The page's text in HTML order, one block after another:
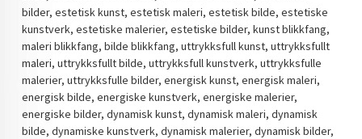
bilder, estetisk kunst, estetisk maleri, estetisk bilde, estetiske
kunstverk, estetiske malerier, estetiske bilder, kunst blikkfang,
maleri blikkfang, bilde blikkfang, uttrykksfull kunst, uttrykksfullt
maleri, uttrykksfullt bilde, uttrykksfull kunstverk, uttrykksfulle
malerier, uttrykksfulle bilder, energisk kunst, energisk maleri,
energisk bilde, energiske kunstverk, energiske malerier,
energiske bilder, dynamisk kunst, dynamisk maleri, dynamisk
bilde, dynamiske kunstverk, dynamisk malerier, dynamisk bilder,